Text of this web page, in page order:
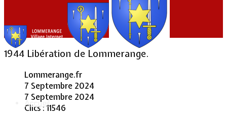
Accueil
1944 Libération de Lommerange.
Lommerange.fr
7 Septembre 2024
7 Septembre 2024
Clics : 11546